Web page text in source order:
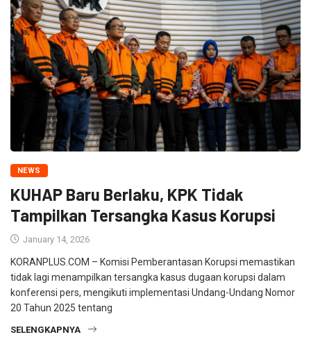
NEWS
KUHAP Baru Berlaku, KPK Tidak
Tampilkan Tersangka Kasus Korupsi
January 14, 2026
KORANPLUS.COM – Komisi Pemberantasan Korupsi memastikan
tidak lagi menampilkan tersangka kasus dugaan korupsi dalam
konferensi pers, mengikuti implementasi Undang-Undang Nomor
20 Tahun 2025 tentang
SELENGKAPNYA